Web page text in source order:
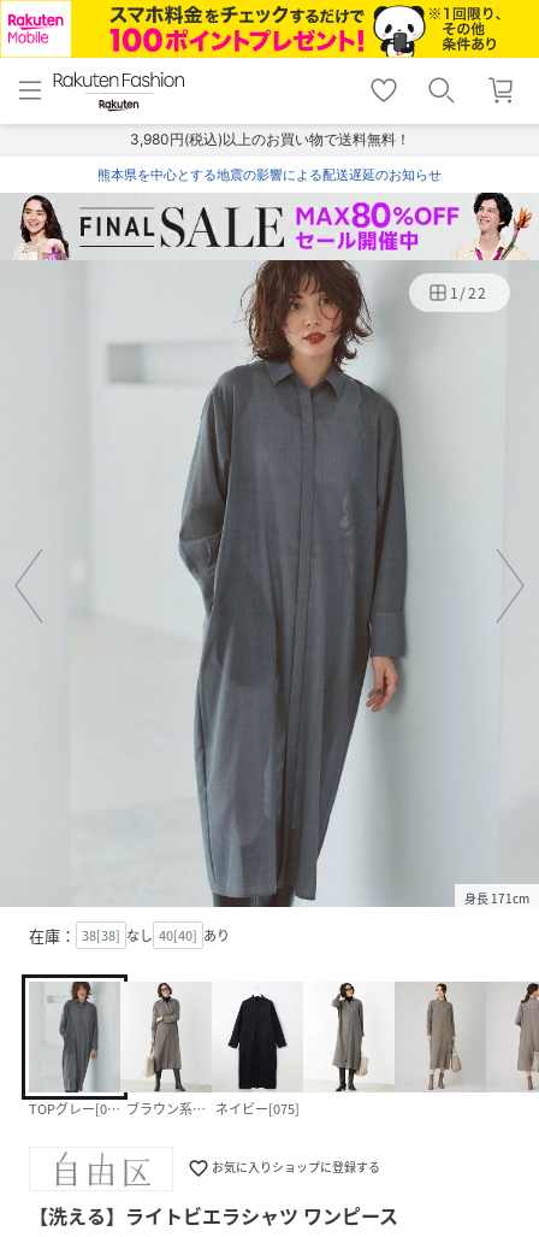
menu home
トップ
shopping_cart lock_outline
ログイン
3,980円(税込)以上のお買い物で送料無料！
熊本県を中心とする地震の影響による配送遅延のお知らせ
1/22
身長 171cm
在庫： 38[38] なし 40[40] あり
TOPグレー[003] ブラウン系チェック[330]
ネイビー[075]
favorite_border お気に入りショップに登録する
【洗える】ライトビエラシャツ ワンピース